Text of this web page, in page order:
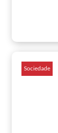
Sociedade